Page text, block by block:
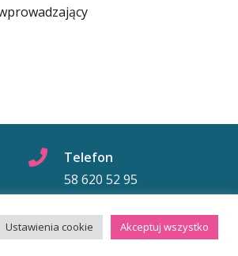
Telefon
58 620 52 95
prywatności Kontakt
Ustawienia cookie Akceptuj wszystko